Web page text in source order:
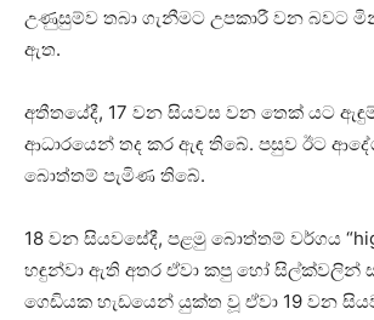
උණුසුම්ව තබා ගැනීමට උපකාරී වන බවට
ඇත.
අතීතයේදී, 17 වන සියවස වන තෙක් යට
ආධාරයෙන් තද කර ඇඳ තිබේ. පසුව ඊට
බොත්තම් පැමිණ තිබේ.
18 වන සියවසේදී, පළමු බොත්තම් වර්ගය
හඳුන්වා ඇති අතර ඒවා කපු හෝ සිල්ක්වලින්
ගෙඩියක හැඩයෙන් යුක්ත වූ ඒවා 19 වන